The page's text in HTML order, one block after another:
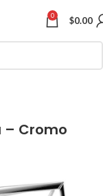
0 $0.00
– Cromo